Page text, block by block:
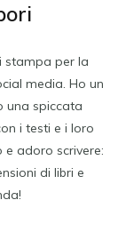
stampa per la
media. Ho un
una spiccata
i testi e i loro
adoro scrivere:
di libri e